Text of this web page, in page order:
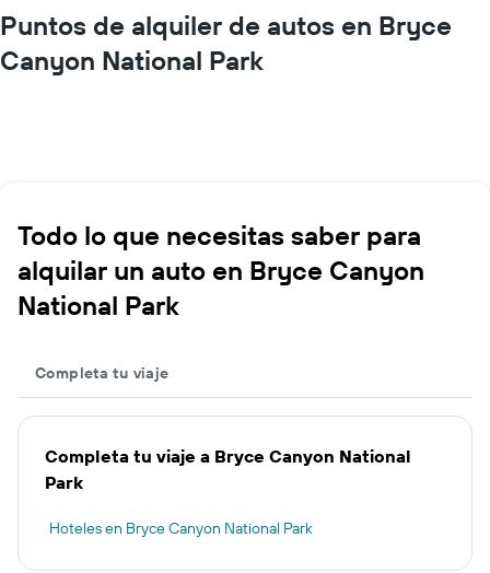
Puntos de alquiler de autos en Bryce
Canyon National Park
Todo lo que necesitas saber para
alquilar un auto en Bryce Canyon
National Park
Completa tu viaje
Completa tu viaje a Bryce Canyon National
Park
Hoteles en Bryce Canyon National Park